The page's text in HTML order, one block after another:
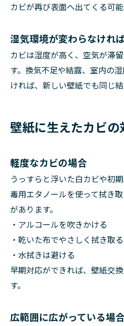
カビが再び表面へ出てくる可能
湿気環境が変わらなけれ
カビは湿度が高く、空気が滞
す。換気不足や結露、室内の
ければ、新しい壁紙でも同じ
壁紙に生えたカビの
軽度なカビの場合
うっすらと浮いた白カビや初
毒用エタノールを使って拭き
があります。
・アルコールを吹きかける
・乾いた布でやさしく拭き取る
・水拭きは避ける
早期対応ができれば、壁紙交
す。
広範囲に広がっている場